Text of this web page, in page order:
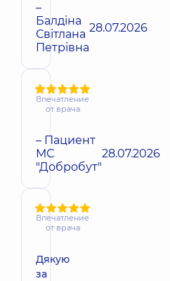
–
Балдіна
Світлана
Петрівна
28.07.2026
Впечатление
от врача
– Пациент
МС
"Добробут"
28.07.2026
Впечатление
от врача
Дякую
за